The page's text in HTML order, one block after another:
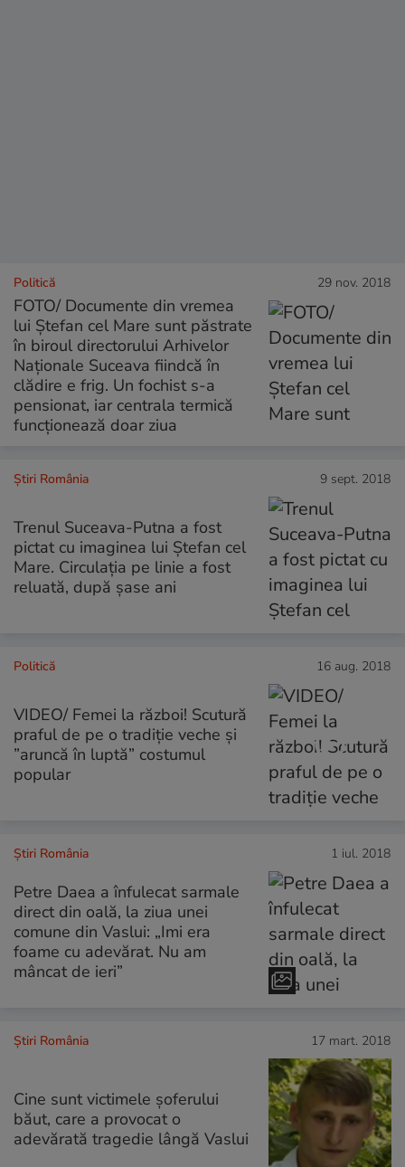
Politică 29 nov. 2018
FOTO/ Documente din vremea
lui Ștefan cel Mare sunt păstrate
în biroul directorului Arhivelor
Naționale Suceava fiindcă în
clădire e frig. Un fochist s-a
pensionat, iar centrala termică
funcționează doar ziua
Știri România 9 sept. 2018
Trenul Suceava-Putna a fost
pictat cu imaginea lui Ștefan cel
Mare. Circulația pe linie a fost
reluată, după șase ani
Politică 16 aug. 2018
VIDEO/ Femei la război! Scutură
praful de pe o tradiție veche și
”aruncă în luptă” costumul
popular
Știri România 1 iul. 2018
Petre Daea a înfulecat sarmale
direct din oală, la ziua unei
comune din Vaslui: „Imi era
foame cu adevărat. Nu am
mâncat de ieri”
Știri România 17 mart. 2018
Cine sunt victimele șoferului
băut, care a provocat o
adevărată tragedie lângă Vaslui